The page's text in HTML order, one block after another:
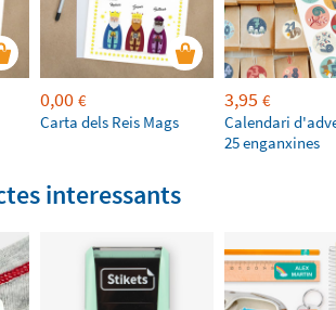
0,00 €
Carta dels Reis Mags
3,95 €
Calendari
25 enganxines
interessants